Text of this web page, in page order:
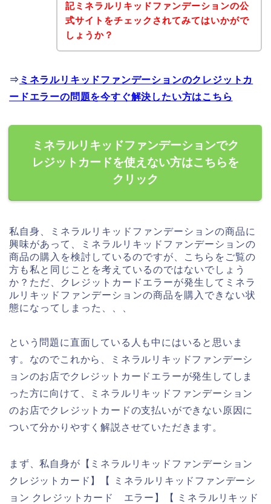
記ミネラルリキッドファンデーションの公
式サイトをチェックされてみてはいかがで
しょうか？
⇒ ミネラルリキッドファンデーションのクレジットカ
ードエラーの問題を今すぐ解決したい方はこちら
ミネラルリキッドファンデーションでク
レジットカードを使えない方はこちらを
クリック
私自身、ミネラルリキッドファンデーションの商品に
興味があって、ミネラルリキッドファンデーションの
商品の購入を検討しているのですが、こちらをご覧の
方も私と同じことを考えているのではないでしょう
か？ただ、クレジットカードエラーが発生してミネラ
ルリキッドファンデーションの商品を購入できない状
態になってしまった、、、
という問題に直面している人も中にはいると思いま
す。なのでこれから、ミネラルリキッドファンデーシ
ョンのお店でクレジットカードエラーが発生してしま
った方に向けて、ミネラルリキッドファンデーション
のお店でクレジットカードの支払いができない原因に
ついて分かりやすく解説させていただきます。
まず、私自身が【ミネラルリキッドファンデーション
クレジットカード】【 ミネラルリキッドファンデーシ
ョン クレジットカード エラー】【 ミネラルリキッド